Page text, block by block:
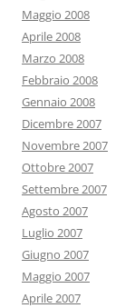
Maggio 2008
Aprile 2008
Marzo 2008
Febbraio 2008
Gennaio 2008
Dicembre 2007
Novembre 2007
Ottobre 2007
Settembre 2007
Agosto 2007
Luglio 2007
Giugno 2007
Maggio 2007
Aprile 2007